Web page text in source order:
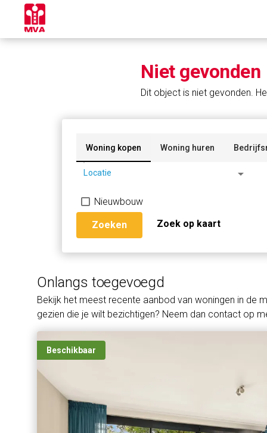
Niet gevonden
Dit object is niet gevonden.
Woning kopen Woning huren
Locatie arrow_drop_down
Nieuwbouw
Zoeken Zoek op kaart
Onlangs toegevoegd
Bekijk het meest recente aanbod van woningen in de
gezien die je wilt bezichtigen? Neem dan contact op
Beschikbaar